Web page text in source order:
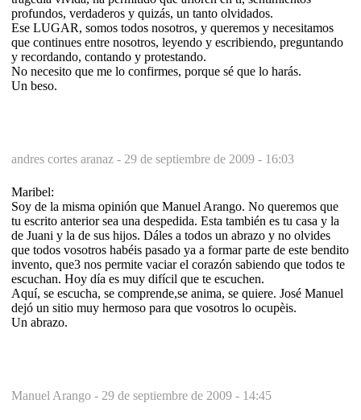
profundos, verdaderos y quizás, un tanto olvidados.
Ese LUGAR, somos todos nosotros, y queremos y necesitamos
que continues entre nosotros, leyendo y escribiendo, preguntando
y recordando, contando y protestando.
No necesito que me lo confirmes, porque sé que lo harás.
Un beso.
andres cortes aranaz - 29 de septiembre de 2009 - 16:03
Maribel:
Soy de la misma opinión que Manuel Arango. No queremos que
tu escrito anterior sea una despedida. Esta también es tu casa y la
de Juani y la de sus hijos. Dáles a todos un abrazo y no olvides
que todos vosotros habéis pasado ya a formar parte de este bendito
invento, que3 nos permite vaciar el corazón sabiendo que todos te
escuchan. Hoy día es muy difícil que te escuchen.
Aquí, se escucha, se comprende,se anima, se quiere. José Manuel
dejó un sitio muy hermoso para que vosotros lo ocupèis.
Un abrazo.
Manuel Arango - 29 de septiembre de 2009 - 14:45